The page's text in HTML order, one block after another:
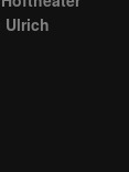
Ulrich